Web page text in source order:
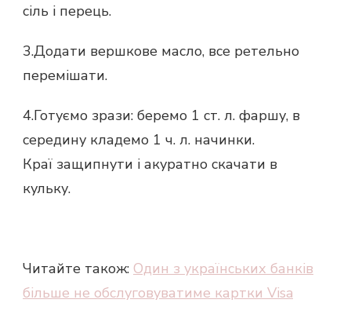
сіль і перець.
3.Додати вершкове масло, все ретельно
перемішати.
4.Готуємо зрази: беремо 1 ст. л. фаршу, в
середину кладемо 1 ч. л. начинки.
Краї защипнути і акуратно скачати в
кульку.
Читайте також: Один з українських банків
більше не обслуговуватиме картки Visa